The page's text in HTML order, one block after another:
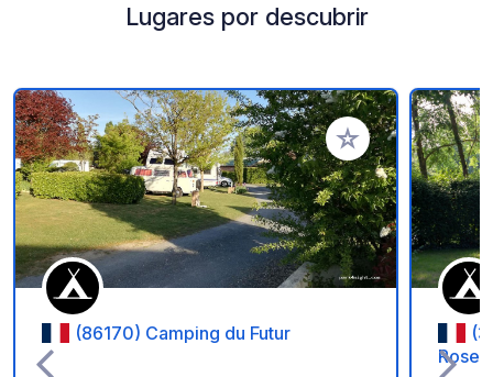
Lugares por descubrir
Añadir a tus
(86170) Camping du Futur